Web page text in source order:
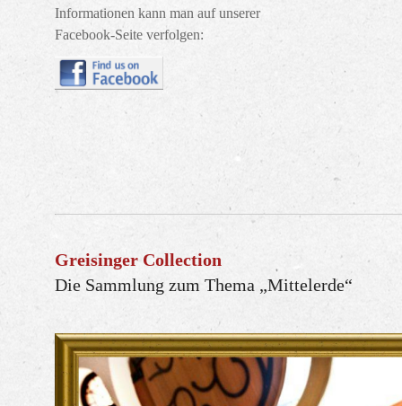
Informationen kann man auf unserer
Facebook-Seite verfolgen:
Greisinger Collection
Die Sammlung zum Thema „Mittelerde“